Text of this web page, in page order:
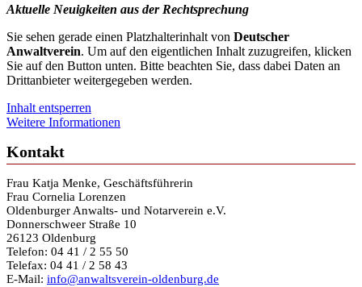
Aktuelle Neuigkeiten aus der Rechtsprechung
Sie sehen gerade einen Platzhalterinhalt von Deutscher
Anwaltverein. Um auf den eigentlichen Inhalt zuzugreifen, klicken
Sie auf den Button unten. Bitte beachten Sie, dass dabei Daten an
Drittanbieter weitergegeben werden.
Inhalt entsperren
Weitere Informationen
Kontakt
Frau Katja Menke, Geschäftsführerin
Frau Cornelia Lorenzen
Oldenburger Anwalts- und Notarverein e.V.
Donnerschweer Straße 10
26123 Oldenburg
Telefon: 04 41 / 2 55 50
Telefax: 04 41 / 2 58 43
E-Mail: info@anwaltsverein-oldenburg.de